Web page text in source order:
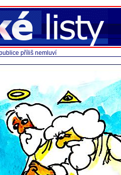
příliš nemluví